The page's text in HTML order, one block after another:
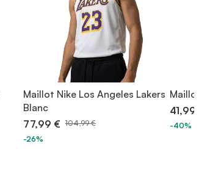
Maillot Nike Los Angeles Lakers
Blanc
77,99 € 104,99 €
-26%
Maillot
41,99 €
-40%